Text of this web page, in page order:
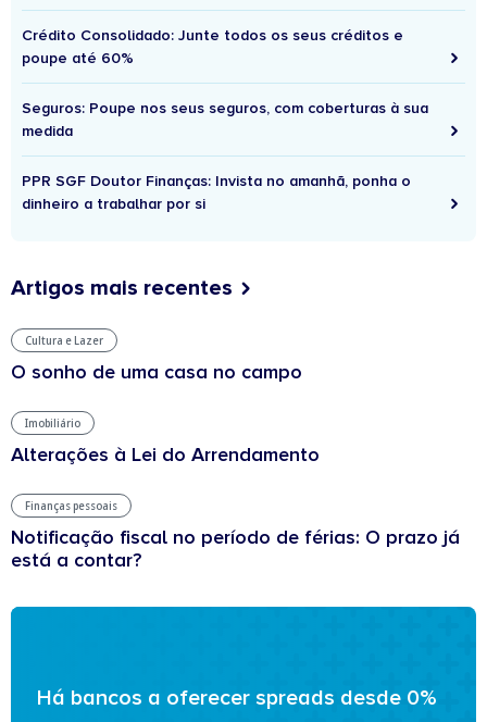
Crédito Consolidado: Junte todos os seus créditos e
poupe até 60%
Seguros: Poupe nos seus seguros, com coberturas à sua
medida
PPR SGF Doutor Finanças: Invista no amanhã, ponha o
dinheiro a trabalhar por si
Artigos mais recentes
Cultura e Lazer
O sonho de uma casa no campo
Imobiliário
Alterações à Lei do Arrendamento
Finanças pessoais
Notificação fiscal no período de férias: O prazo já
está a contar?
Há bancos a oferecer spreads desde 0%